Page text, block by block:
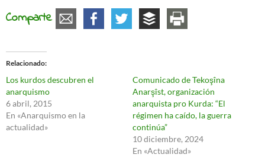
Comparte
Relacionado
Los kurdos descubren el
anarquismo
6 abril, 2015
En «Anarquismo en la
actualidad»
Comunicado de Tekoşîna
Anarşîst, organización
anarquista pro Kurda: “El
régimen ha caído, la guerra
continúa”
10 diciembre, 2024
En «Actualidad»